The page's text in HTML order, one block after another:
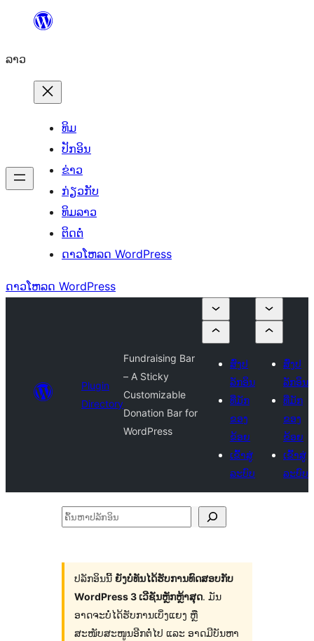
ທີ່
ເນື້ອຫາ
ລາວ
ທິມ
ປັກອິນ
ຂ່າວ
ກ່ຽວກັບ
ທິມລາວ
ຕິດຕໍ່
ດາວໂຫລດ WordPress
ດາວໂຫລດ WordPress
Plugin
Directory
Fundraising Bar
– A Sticky
Customizable
Donation Bar for
WordPress
ສົ່ງປ
ລັກອິນ
ທີ່ມັກ
ຂອງ
ຂ້ອຍ
ເຂົ້າສູ່
ລະບົບ
ສົ່ງປ
ລັກອິນ
ທີ່ມັກ
ຂອງ
ຂ້ອຍ
ເຂົ້າສູ່
ລະບົບ
ຄົ້ນ
ລັກ
ອິນ
ປລັກອິນນີ້ ຍັງບໍ່ທັນໄດ້ຮັບການທົດສອບກັບ
WordPress 3 ເວີຊັນຫຼັກຫຼ້າສຸດ. ມັນ
ອາດຈະບໍ່ໄດ້ຮັບການເບິ່ງແຍງ ຫຼື
ສະໜັບສະໜູນອີກຕໍ່ໄປ ແລະ ອາດມີບັນຫາ